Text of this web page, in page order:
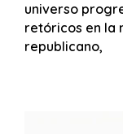
universo
retóricos en la
republicano,